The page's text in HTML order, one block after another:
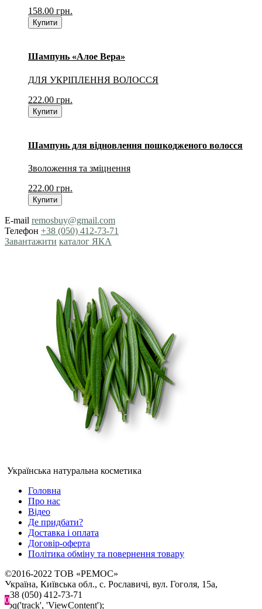
158.00 грн.
Купити
Шампунь «Алое Вера»
ДЛЯ УКРІПЛЕННЯ ВОЛОССЯ
222.00 грн.
Купити
Шампунь для відновлення пошкодженого волосся
Зволоження та зміцнення
222.00 грн.
Купити
E-mail remosbuy@gmail.com
Телефон +38 (050) 412-73-71
Завантажити каталог ЯКА
Українська натуральна косметика
Головна
Про нас
Відео
Де придбати?
Доставка і оплата
Договір-оферта
Політика обміну та повернення товару
©2016-2022 ТОВ «РЕМОС»
Україна, Київська обл., с. Рославичі, вул. Гоголя, 15а,
+38 (050) 412-73-71
fbq('track', 'ViewContent');
0